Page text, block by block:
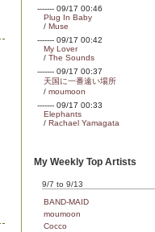
------- 09/17 00:46
Plug In Baby
/ Muse
------- 09/17 00:42
My Lover
/ The Sounds
------- 09/17 00:37
天国に一番遠い場所
/ moumoon
------- 09/17 00:33
Elephants
/ Rachael Yamagata
My Weekly Top Artists
9/7 to 9/13
BAND-MAID
moumoon
Cocco